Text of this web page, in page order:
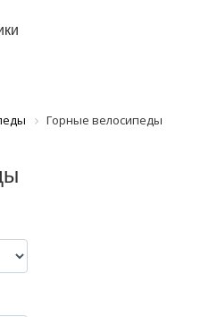
Горные велосипеды